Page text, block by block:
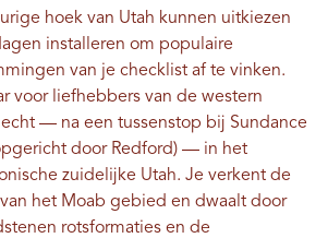
hoek van Utah kunnen uitkiezen
installeren om populaire
van je checklist af te vinken.
voor liefhebbers van de western
— na een tussenstop bij Sundance
door Redford) — in het
zuidelijke Utah. Je verkent de
het Moab gebied en dwaalt door
rotsformaties en de